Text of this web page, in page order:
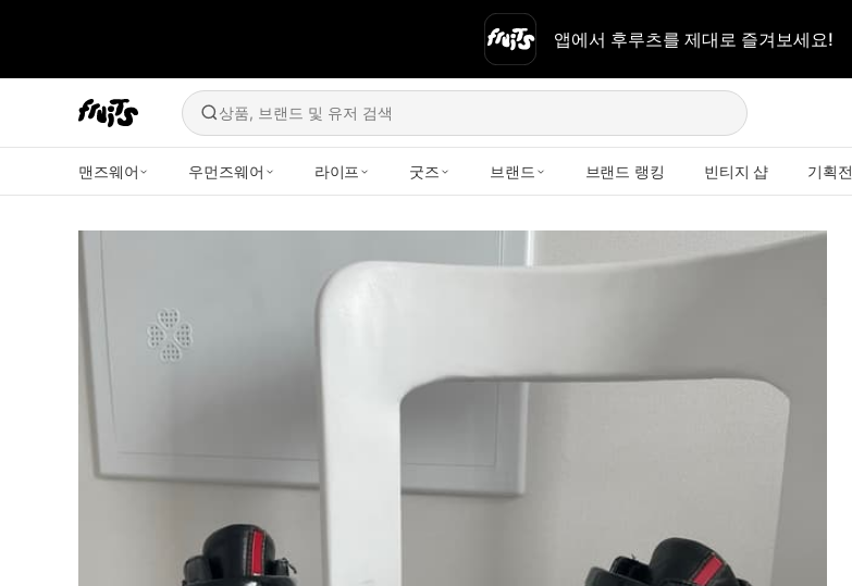
앱에서 후루츠를 제대로 즐겨보세요!
상품, 브랜드 및 유저 검색
맨즈웨어 우먼즈웨어 라이프 굿즈 브랜드 브랜드 랭킹 빈티지 샵 기획전